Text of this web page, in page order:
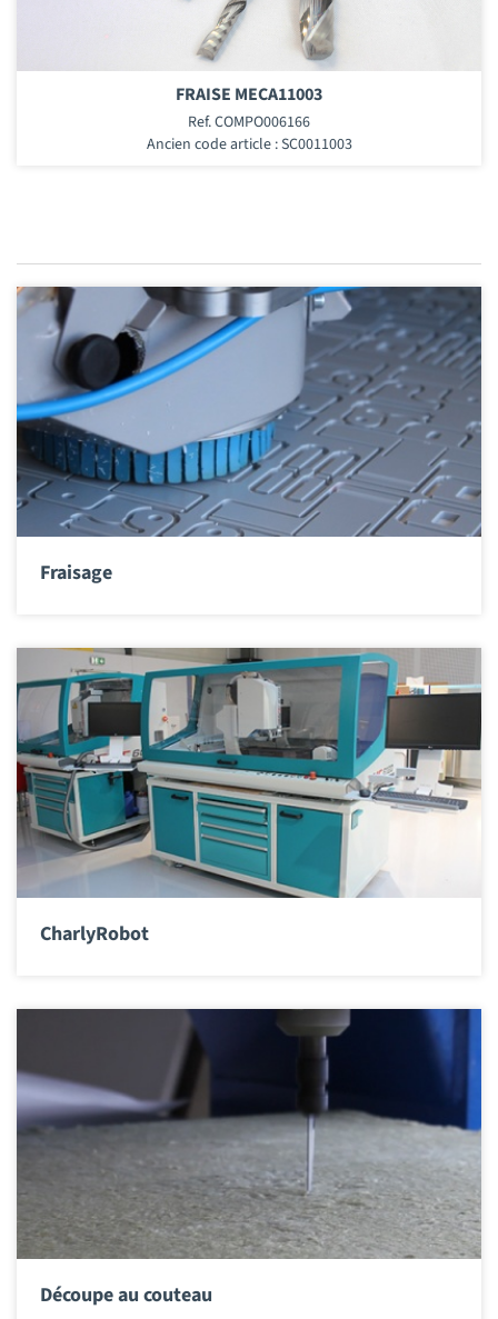
FRAISE MECA11003
Ref. COMPO006166
Ancien code article : SC0011003
Fraisage
CharlyRobot
Découpe au couteau